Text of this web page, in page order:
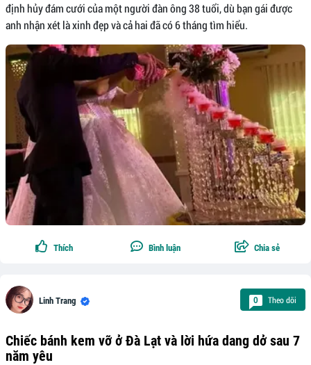
định hủy đám cưới của một người đàn ông 38 tuổi, dù bạn gái được
anh nhận xét là xinh đẹp và cả hai đã có 6 tháng tìm hiểu.
Thích Bình luận Chia sẻ
Linh Trang 0 Theo dõi
Chiếc bánh kem vỡ ở Đà Lạt và lời hứa dang dở sau 7
năm yêu